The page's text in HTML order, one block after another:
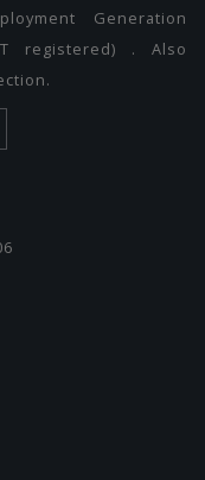
Generation
registered) . Also